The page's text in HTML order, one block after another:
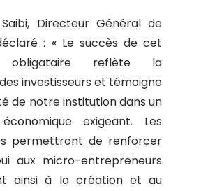
Directeur Général de
: « Le succès de cet
obligataire reflète la
investisseurs et témoigne
de notre institution dans un
exigeant. Les
permettront de renforcer
aux micro-entrepreneurs
ainsi à la création et au